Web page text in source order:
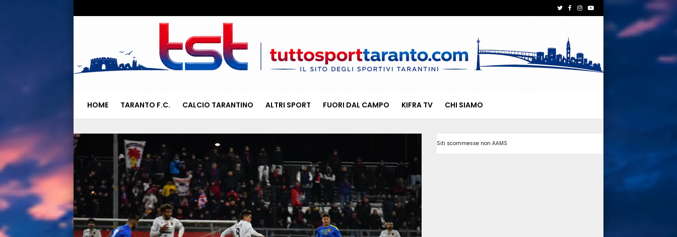
HOME TARANTO F.C. CALCIO TARANTINO ALTRI SPORT FUORI DAL CAMPO KIFRA TV CHI SIAMO
Siti scommesse non AAMS